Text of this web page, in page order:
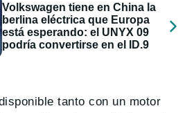
Volkswagen tiene en China la
berlina eléctrica que Europa
está esperando: el UNYX 09
podría convertirse en el ID.9
tanto con un motor